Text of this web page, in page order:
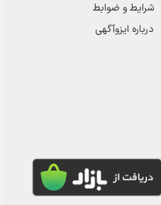
شرایط و ضوابط
درباره ایزوآگهی